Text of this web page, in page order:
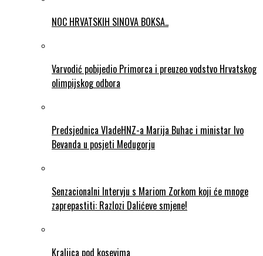
NOC HRVATSKIH SINOVA BOKSA..
Varvodić pobijedio Primorca i preuzeo vodstvo Hrvatskog
olimpijskog odbora
Predsjednica VladeHNZ-a Marija Buhac i ministar Ivo
Bevanda u posjeti Medugorju
Senzacionalni Intervju s Mariom Zorkom koji će mnoge
zaprepastiti: Razlozi Dalićeve smjene!
Kraljica pod kosevima